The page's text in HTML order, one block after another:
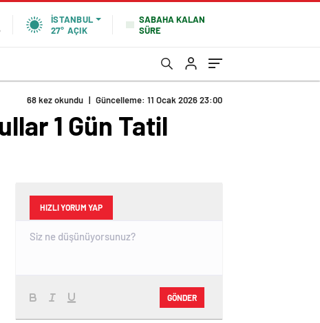
İSTANBUL
27° AÇIK
SABAHA KALAN
SÜRE
68 kez okundu | Güncelleme: 11 Ocak 2026 23:00
1 Gün Tatil
HIZLI YORUM YAP
GÖNDER